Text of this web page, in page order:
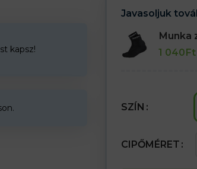
kapsz!
– Ortopéd talpprofil
– Állítható sarokpánt a
– Ellenáll a napi
Javasoljuk
Munka
1 040Ft
SZÍN
CIPŐMÉRET